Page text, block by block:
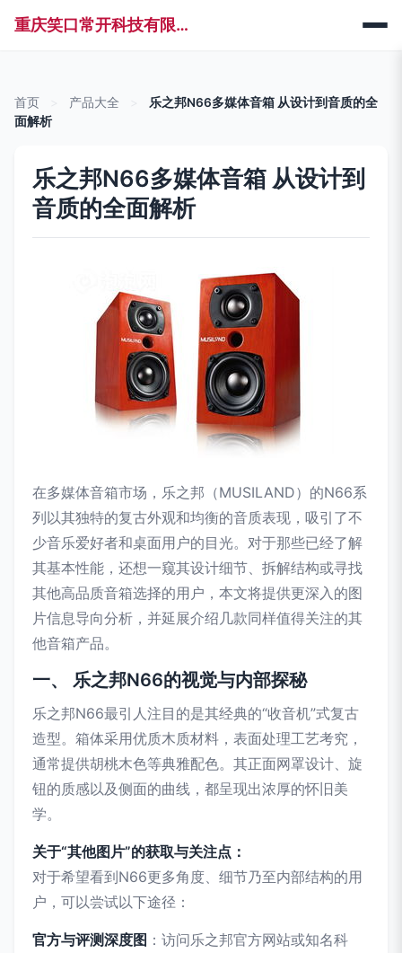
重庆笑口常开科技有限公司
首页 产品大全
乐之邦N66多媒体音箱 从设计到音质的全
面解析
乐之邦N66多媒体音箱 从设计到
音质的全面解析
在多媒体音箱市场，乐之邦（MUSILAND）的N66系
列以其独特的复古外观和均衡的音质表现，吸引了不
少音乐爱好者和桌面用户的目光。对于那些已经了解
其基本性能，还想一窥其设计细节、拆解结构或寻找
其他高品质音箱选择的用户，本文将提供更深入的图
片信息导向分析，并延展介绍几款同样值得关注的其
他音箱产品。
一、 乐之邦N66的视觉与内部探秘
乐之邦N66最引人注目的是其经典的“收音机”式复古
造型。箱体采用优质木质材料，表面处理工艺考究，
通常提供胡桃木色等典雅配色。其正面网罩设计、旋
钮的质感以及侧面的曲线，都呈现出浓厚的怀旧美
学。
关于“其他图片”的获取与关注点：
对于希望看到N66更多角度、细节乃至内部结构的用
户，可以尝试以下途径：
官方与评测深度图 ：访问乐之邦官方网站或知名科